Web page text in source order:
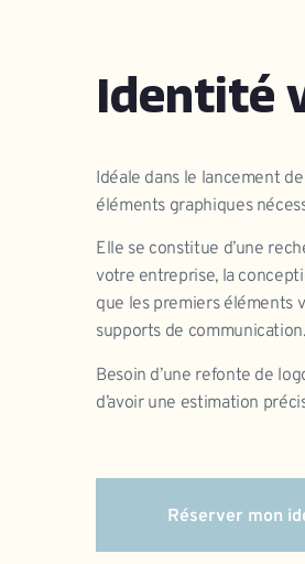
Identité
Idéale dans le lancement
éléments graphiques
Elle se constitue d’une
votre entreprise, la
que les premiers éléments
supports de communication.
Besoin d’une refonte de
d’avoir une estimation
Réserver mon